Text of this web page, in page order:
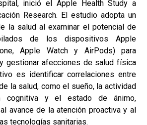
inició el Apple Health Study a
Research. El estudio adopta un
la salud al examinar el potencial de
de los dispositivos Apple
Apple Watch y AirPods) para
gestionar afecciones de salud física
es identificar correlaciones entre
la salud, como el sueño, la actividad
cognitiva y el estado de ánimo,
avance de la atención proactiva y al
tecnologías sanitarias.